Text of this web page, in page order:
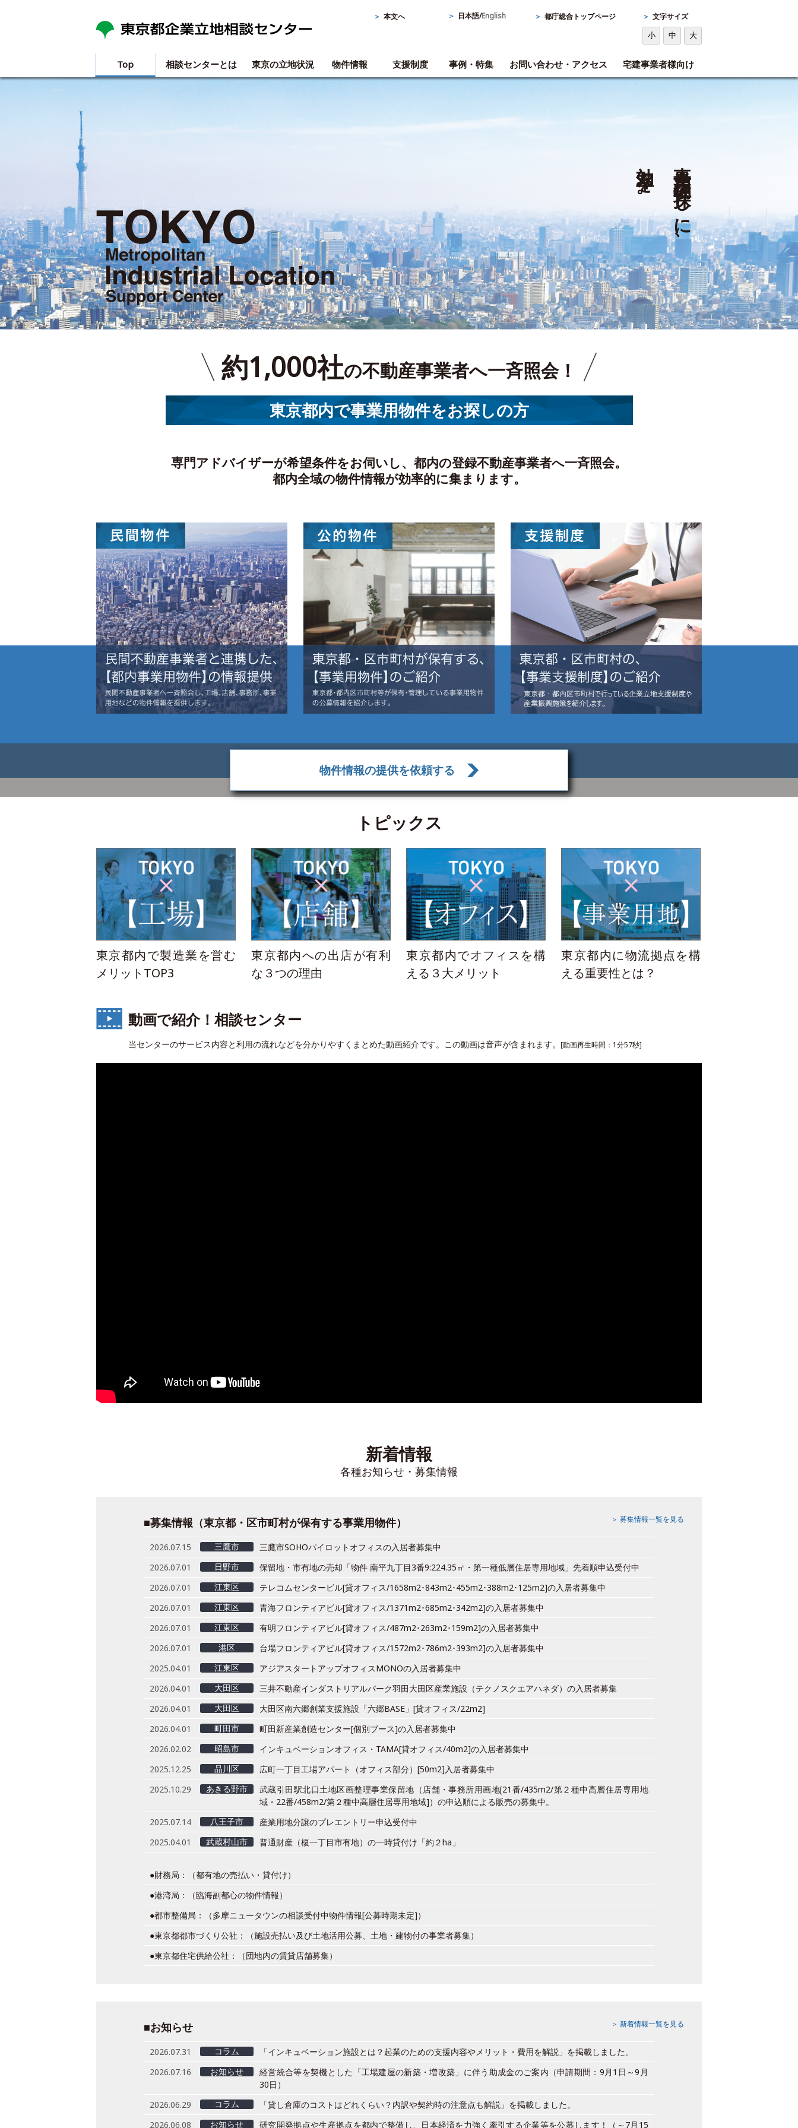
＞ 本文へ ＞ 文字サイズ
小 中 大
＞ 日本語/English ＞ 都庁総合トップページ
Top 相談センターとは 東京の立地状況 物件情報 支援制度 事例・特集 お問い合わせ・アクセス 宅建事業者様向け
事業用物件探しに、
効率を。
約1,000社の不動産事業者へ一斉照会！
東京都内で事業用物件をお探しの方
専門アドバイザーが希望条件をお伺いし、都内の登録不動産事業者へ一斉照会。
都内全域の物件情報が効率的に集まります。
物件情報の提供を依頼する
トピックス
東京都内で製造業を営む
メリットTOP3
東京都内への出店が有利
な３つの理由
東京都内でオフィスを構
える３大メリット
東京都内に物流拠点を構
える重要性とは？
動画で紹介！相談センター
当センターのサービス内容と利用の流れなどを分かりやすくまとめた動画紹介です。この動画は音声が含まれます。 [動画再生時間：1分57秒]
新着情報
各種お知らせ・募集情報
■募集情報（東京都・区市町村が保有する事業用物件）
2026.07.15 三鷹市
三鷹市SOHOパイロットオフィスの入居者募集中
2026.07.01
日野市
保留地・市有地の売却「物件 南平九丁目3番9:224.35㎡・第一種低層住居専用地域」先着順申込受付中
2026.07.01
江東区
テレコムセンタービル[貸オフィス/1658m2･843m2･455m2･388m2･125m2]の入居者募集中
2026.07.01
江東区
青海フロンティアビル[貸オフィス/1371m2･685m2･342m2]の入居者募集中
2026.07.01
江東区
有明フロンティアビル[貸オフィス/487m2･263m2･159m2]の入居者募集中
2026.07.01
港区
台場フロンティアビル[貸オフィス/1572m2･786m2･393m2]の入居者募集中
2025.04.01
江東区
アジアスタートアップオフィスMONOの入居者募集中
2026.04.01
大田区
三井不動産インダストリアルパーク羽田大田区産業施設（テクノスクエアハネダ）の入居者募集
2026.04.01
大田区
大田区南六郷創業支援施設「六郷BASE」[貸オフィス/22m2]
2026.04.01
町田市
町田新産業創造センター[個別ブース]の入居者募集中
2026.02.02
昭島市
インキュベーションオフィス・TAMA[貸オフィス/40m2]の入居者募集中
2025.12.25
品川区
広町一丁目工場アパート（オフィス部分）[50m2]入居者募集中
2025.10.29
あきる野市
武蔵引田駅北口土地区画整理事業保留地（店舗・事務所用画地[21番/435m2/第２種中高層住居専用地
域・22番/458m2/第２種中高層住居専用地域]）の申込順による販売の募集中。
2025.07.14
八王子市
産業用地分譲のプレエントリー申込受付中
2025.04.01
武蔵村山市 普通財産（榎一丁目市有地）の一時貸付け「約２ha」
●財務局：（都有地の売払い・貸付け）
●港湾局：（臨海副都心の物件情報）
●都市整備局：（多摩ニュータウンの相談受付中物件情報[公募時期未定]）
●東京都都市づくり公社：（施設売払い及び土地活用公募、土地・建物付の事業者募集）
●東京都住宅供給公社：（団地内の賃貸店舗募集）
＞ 募集情報一覧を見る
■お知らせ
2026.07.31 コラム
「インキュベーション施設とは？起業のための支援内容やメリット・費用を解説」を掲載しました。
2026.07.16
お知らせ
経営統合等を契機とした「工場建屋の新築・増改築」に伴う助成金のご案内（申請期間：9月1日～9月
30日）
2026.06.29
コラム
「貸し倉庫のコストはどれくらい？内訳や契約時の注意点も解説」を掲載しました。
2026.06.08
お知らせ 研究開発拠点や生産拠点を都内で整備し、日本経済を力強く牽引する企業等を公募します！（～7月15
＞ 新着情報一覧を見る